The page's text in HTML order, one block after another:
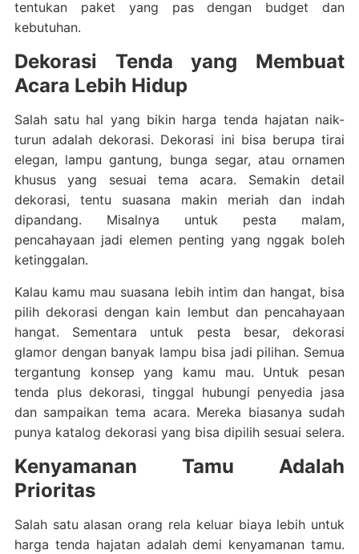
tentukan paket yang pas dengan budget dan
kebutuhan.
Dekorasi Tenda yang Membuat
Acara Lebih Hidup
Salah satu hal yang bikin harga tenda hajatan naik-
turun adalah dekorasi. Dekorasi ini bisa berupa tirai
elegan, lampu gantung, bunga segar, atau ornamen
khusus yang sesuai tema acara. Semakin detail
dekorasi, tentu suasana makin meriah dan indah
dipandang. Misalnya untuk pesta malam,
pencahayaan jadi elemen penting yang nggak boleh
ketinggalan.
Kalau kamu mau suasana lebih intim dan hangat, bisa
pilih dekorasi dengan kain lembut dan pencahayaan
hangat. Sementara untuk pesta besar, dekorasi
glamor dengan banyak lampu bisa jadi pilihan. Semua
tergantung konsep yang kamu mau. Untuk pesan
tenda plus dekorasi, tinggal hubungi penyedia jasa
dan sampaikan tema acara. Mereka biasanya sudah
punya katalog dekorasi yang bisa dipilih sesuai selera.
Kenyamanan Tamu Adalah
Prioritas
Salah satu alasan orang rela keluar biaya lebih untuk
harga tenda hajatan adalah demi kenyamanan tamu.